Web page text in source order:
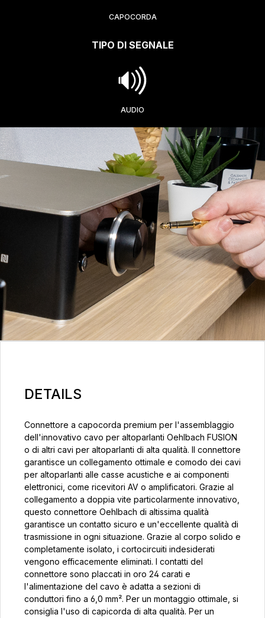
CAPOCORDA
TIPO DI SEGNALE
AUDIO
DETAILS
Connettore a capocorda premium per l'assemblaggio
dell'innovativo cavo per altoparlanti Oehlbach FUSION
o di altri cavi per altoparlanti di alta qualità. Il connettore
garantisce un collegamento ottimale e comodo dei cavi
per altoparlanti alle casse acustiche e ai componenti
elettronici, come ricevitori AV o amplificatori. Grazie al
collegamento a doppia vite particolarmente innovativo,
questo connettore Oehlbach di altissima qualità
garantisce un contatto sicuro e un'eccellente qualità di
trasmissione in ogni situazione. Grazie al corpo solido e
completamente isolato, i cortocircuiti indesiderati
vengono efficacemente eliminati. I contatti del
connettore sono placcati in oro 24 carati e
l'alimentazione del cavo è adatta a sezioni di
conduttori fino a 6,0 mm². Per un montaggio ottimale, si
consiglia l'uso di capicorda di alta qualità. Per un